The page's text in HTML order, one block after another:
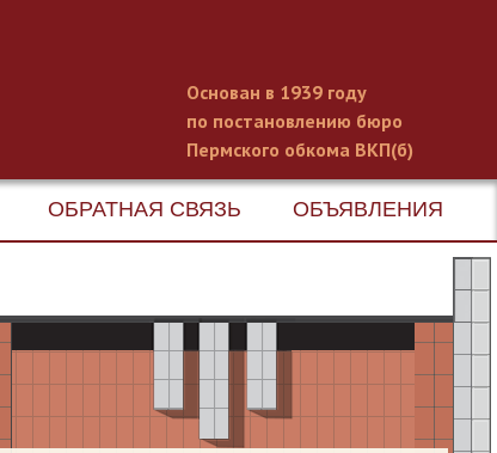
Основан в 1939 году
по постановлению бюро
Пермского обкома ВКП(б)
ОБРАТНАЯ СВЯЗЬ ОБЪЯВЛЕНИЯ